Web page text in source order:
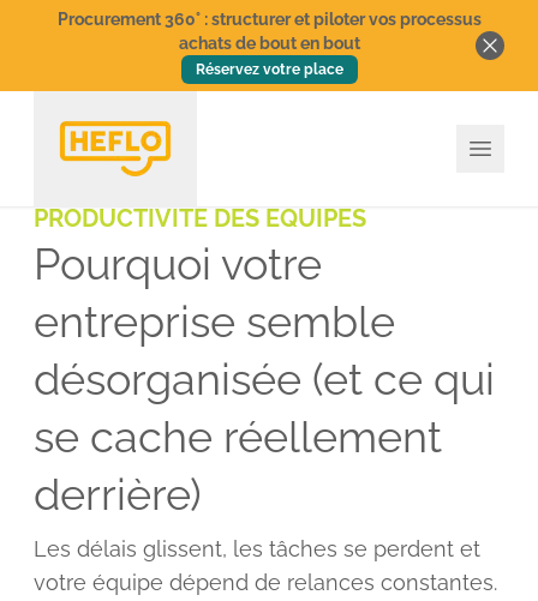
Procurement 360° : structurer et piloter vos processus
achats de bout en bout
Réservez votre place
PRODUCTIVITÉ DES ÉQUIPES
Pourquoi votre
entreprise semble
désorganisée (et ce qui
se cache réellement
derrière)
Les délais glissent, les tâches se perdent et
votre équipe dépend de relances constantes.